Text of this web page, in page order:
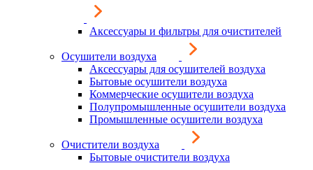
Аксессуары и фильтры для очистителей
Осушители воздуха
Аксессуары для осушителей воздуха
Бытовые осушители воздуха
Коммерческие осушители воздуха
Полупромышленные осушители воздуха
Промышленные осушители воздуха
Очистители воздуха
Бытовые очистители воздуха